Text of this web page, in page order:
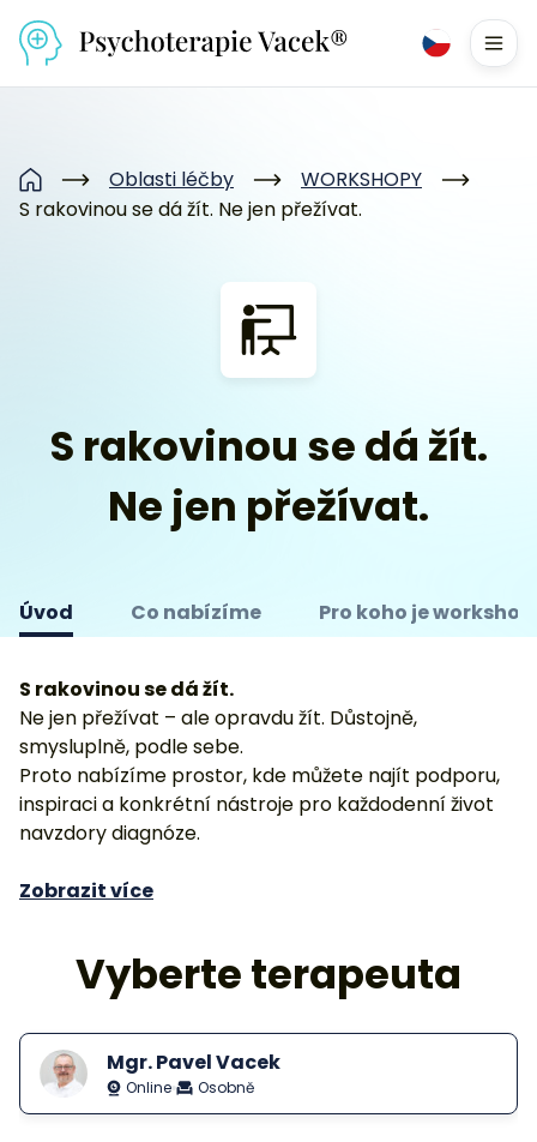
Domů Oblasti léčby
WORKSHOPY
S rakovinou se dá žít. Ne jen přežívat.
S rakovinou se dá žít.
Ne jen přežívat.
Úvod Co nabízíme Pro koho je
S rakovinou se dá žít.
Ne jen přežívat – ale opravdu žít. Důstojně,
smysluplně, podle sebe.
Proto nabízíme prostor, kde můžete najít podporu,
inspiraci a konkrétní nástroje pro každodenní život
navzdory diagnóze.
Zobrazit více
Vyberte terapeuta
Mgr. Pavel Vacek
Online Osobně